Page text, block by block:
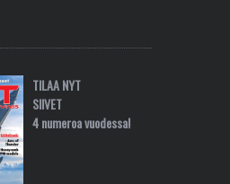
TILAA NYT
SIIVET
4 numeroa vuodessa!